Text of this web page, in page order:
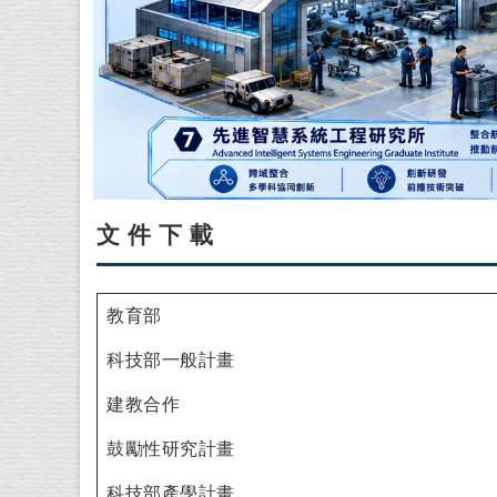
文件下載
教育部
科技部一般計畫
建教合作
鼓勵性研究計畫
科技部產學計畫